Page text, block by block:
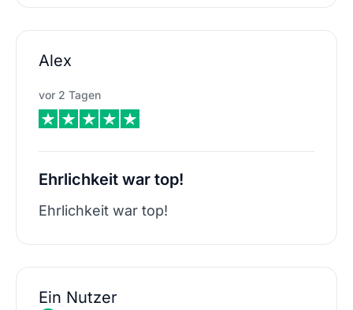
Alex
vor 2 Tagen
Ehrlichkeit war top!
Ehrlichkeit war top!
Ein Nutzer